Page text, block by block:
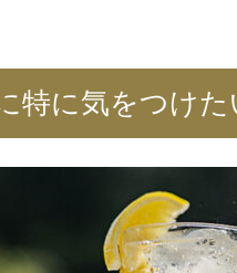
特に気をつけた